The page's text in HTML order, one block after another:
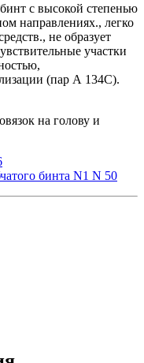
с высокой степенью
направлениях., легко
не образует
участки
(пар А 134С).
на голову и
бинта N1 N 50